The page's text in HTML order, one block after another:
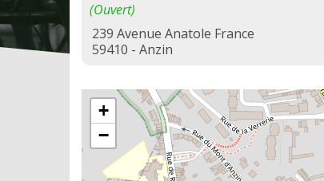
(Ouvert)
239 Avenue Anatole France
59410 - Anzin
+
−